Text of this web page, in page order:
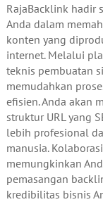
RajaBacklink hadir
Anda dalam
konten yang
internet. Melalui
teknis pembuatan
memudahkan
efisien. Anda akan
struktur URL yang
lebih profesional
manusia.
memungkinkan
pemasangan
kredibilitas bisnis